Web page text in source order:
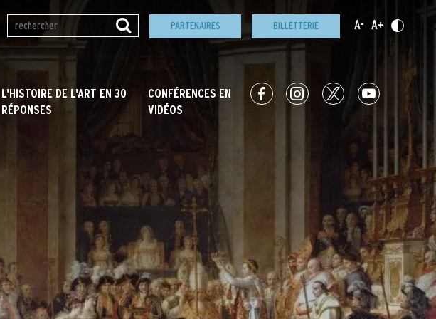
PANORAMA DE L'ART
REVENDEURS
PARTENAIRES BILLETTERIE A- A+
L'HISTOIRE DE L'ART EN 30
RÉPONSES
CONFÉRENCES EN
VIDÉOS
RÉSEAUX